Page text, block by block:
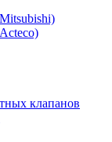
клапанов